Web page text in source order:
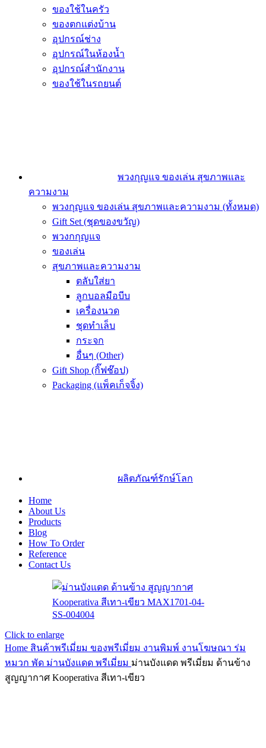
ของใช้ในครัว
ของตกแต่งบ้าน
อุปกรณ์ช่าง
อุปกรณ์ในห้องน้ำ
อุปกรณ์สำนักงาน
ของใช้ในรถยนต์
พวงกุญแจ ของเล่น สุขภาพและ
ความงาม
พวงกุญแจ ของเล่น สุขภาพและความงาม (ทั้งหมด)
Gift Set (ชุดของขวัญ)
พวงกกุญแจ
ของเล่น
สุขภาพและความงาม
ตลับใส่ยา
ลูกบอลมือบีบ
เครื่องนวด
ชุดทำเล็บ
กระจก
อื่นๆ (Other)
Gift Shop (กิ๊ฟช๊อป)
Packaging (แพ็คเก็จจิ้ง)
ผลิตภัณฑ์รักษ์โลก
Home
About Us
Products
Blog
How To Order
Reference
Contact Us
Click to enlarge
Home สินค้าพรีเมี่ยม ของพรีเมี่ยม งานพิมพ์ งานโฆษณา ร่ม
หมวก พัด ม่านบังแดด พรีเมี่ยม ม่านบังแดด พรีเมี่ยม ด้านข้าง
สูญญากาศ Kooperativa สีเทา-เขียว